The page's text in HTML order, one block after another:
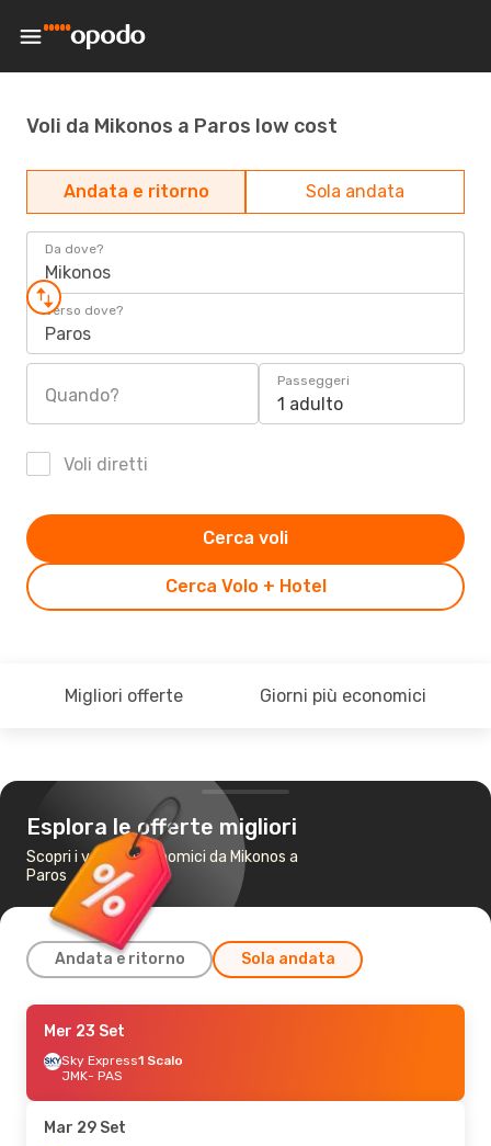
Voli da Mikonos a Paros low cost
Andata e ritorno Sola andata
Da dove?
Mikonos
Verso dove?
Paros
Quando?
Passeggeri
1 adulto
Voli diretti
Cerca Volo + Hotel
Cerca voli
Migliori offerte Giorni più economici
Esplora le offerte migliori
Scopri i voli più economici da Mikonos a
Paros
Andata e ritorno Sola andata
Lun 31 Ago
Aegean Airlines1 Scalo
JMK- PAS
PAS- JMK
Mer 23 Set
Sky Express1 Scalo
JMK- PAS
Mar 29 Set